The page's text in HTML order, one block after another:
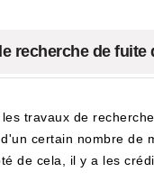
recherche de fuite
travaux de
certain nombre
de cela, il y a les